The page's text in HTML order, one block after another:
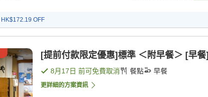
HK$172.19 OFF
[提前付款限定優惠]標準 ＜附早餐＞ [早餐]
8月17日 前可免費取消 餐點 早餐
更詳細的方案資訊